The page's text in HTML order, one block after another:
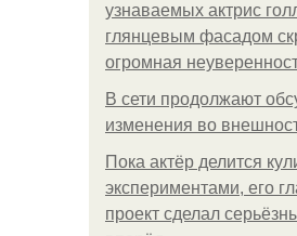
узнаваемых актрис
глянцевым фасадом
огромная
В сети продолжают
изменения во
Пока актёр делится
экспериментами, его
проект сделал